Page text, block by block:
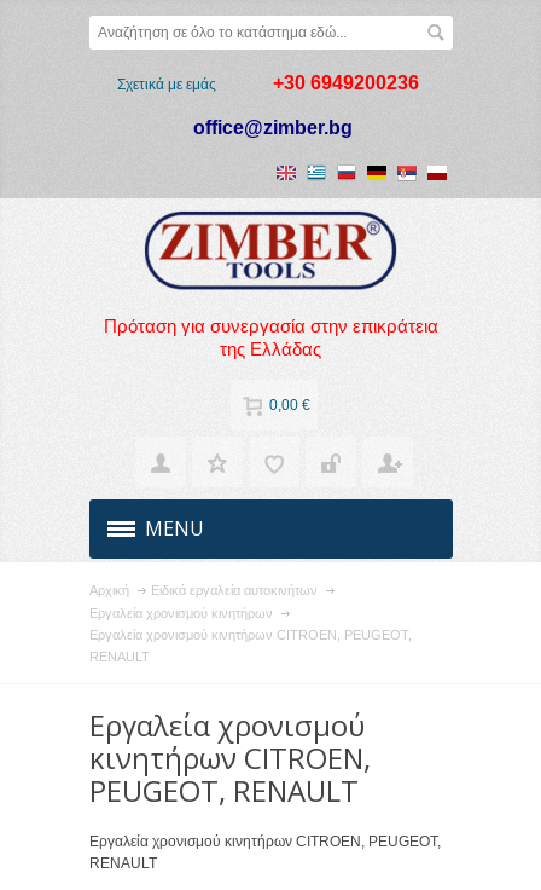
Σχετικά με εμάς +30 6949200236
office@zimber.bg
Πρόταση για συνεργασία στην επικράτεια
της Ελλάδας
0,00 €
MENU
Αρχική
Ειδικά εργαλεία αυτοκινήτων
Εργαλεία χρονισμού κινητήρων
Εργαλεία χρονισμού κινητήρων CITROEN, PEUGEOT,
RENAULT
Εργαλεία χρονισμού
κινητήρων CITROEN,
PEUGEOT, RENAULT
Εργαλεία χρονισμού κινητήρων CITROEN, PEUGEOT,
RENAULT